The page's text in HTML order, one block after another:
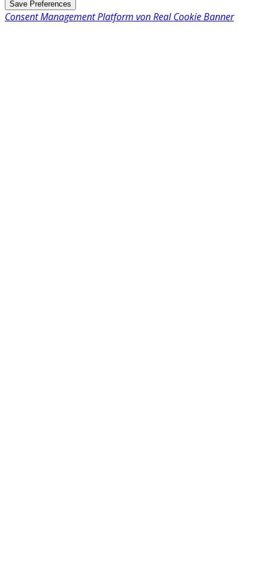
Consent Management Platform von Real Cookie Banner